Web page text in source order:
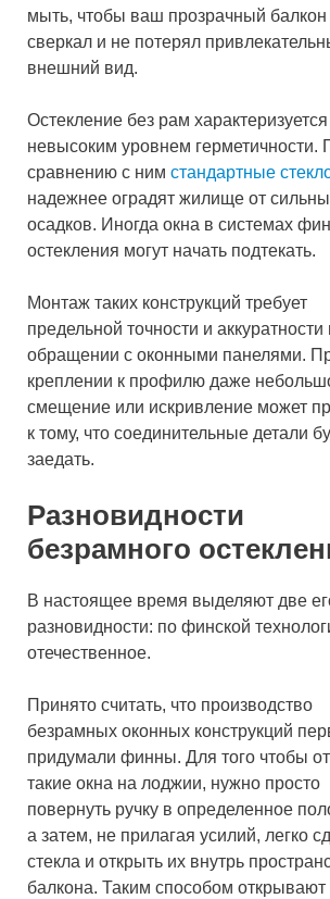
мыть, чтобы ваш прозрачный балкон
сверкал и не потерял
внешний вид.
Остекление без рам
невысоким уровнем герметичности.
сравнению с ним стандартные
надежнее оградят жилище от
осадков. Иногда окна в системах
остекления могут начать подтекать.
Монтаж таких конструкций требует
предельной точности и аккуратности
обращении с оконными панелями.
креплении к профилю даже
смещение или искривление может
к тому, что соединительные детали
заедать.
Разновидности
безрамного
В настоящее время выделяют две
разновидности: по финской
отечественное.
Принято считать, что производство
безрамных оконных конструкций
придумали финны. Для того чтобы
такие окна на лоджии, нужно просто
повернуть ручку в определенное
а затем, не прилагая усилий, легко
стекла и открыть их внутрь
балкона. Таким способом открывают